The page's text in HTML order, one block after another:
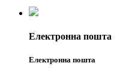
Електронна пошта
Електронна пошта